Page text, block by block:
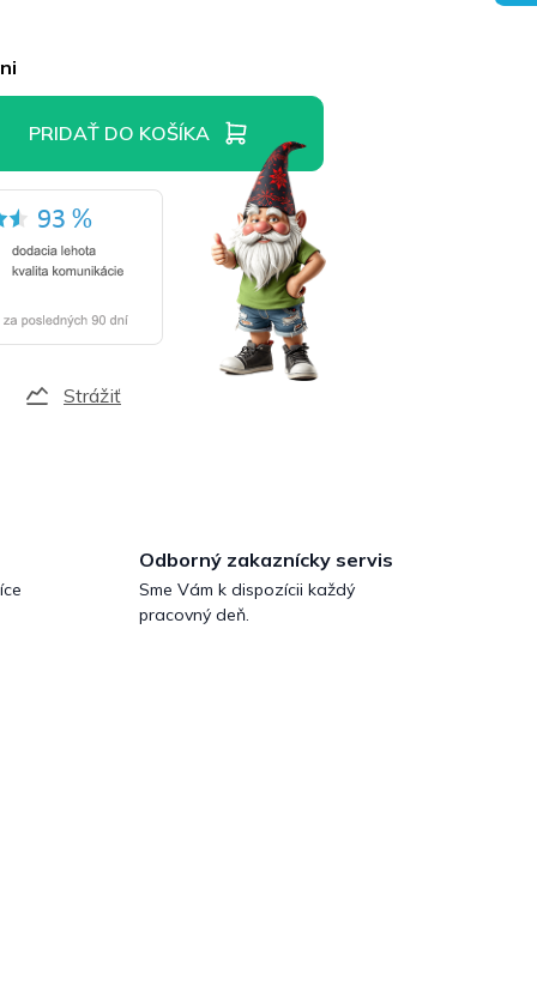
PRIDAŤ DO KOŠÍKA
Strážiť
Odborný zakaznícky servis
Sme Vám k dispozícii každý
pracovný deň.